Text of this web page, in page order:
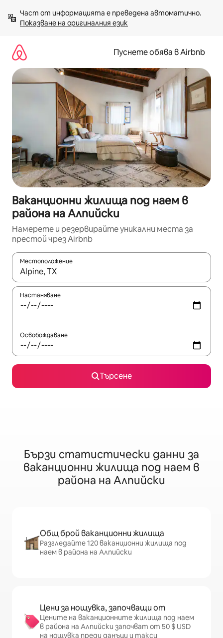
към
съдържанието
Показване на оригиналния език
Пуснете обява в Airbnb
Ваканционни жилища под наем в
района на Алпийски
Намерете и резервирайте уникални места за
престой чрез Airbnb
Местоположение
Когато резултатите се покажат, използвайте
Настаняване
Освобождаване
Търсене
Бързи статистически данни за
ваканционни жилища под наем в
района на Алпийски
Общ брой ваканционни жилища
Разгледайте 120 ваканционни жилища под
наем в района на Алпийски
Цени за нощувка, започващи от
Цените на ваканционните жилища под наем
в района на Алпийски започват от 50 $ USD
на нощувка преди данъци и такси